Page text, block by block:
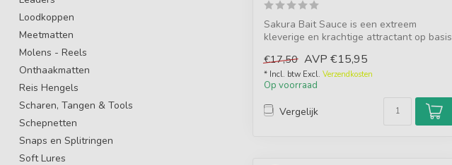
Loodkoppen
Meetmatten
Molens - Reels
Onthaakmatten
Reis Hengels
Scharen, Tangen & Tools
Schepnetten
Snaps en Splitringen
Soft Lures
Sakura Bait Sauce is een extreem
kleverige en krachtige attractant op basis
€17,50 AVP €15,95
* Incl. btw Excl. Verzendkosten
Op voorraad
Vergelijk